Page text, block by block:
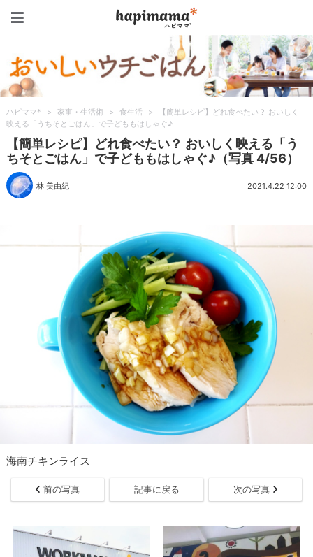
ハピママ* > 家事・生活術 > 食生活 >
【簡単レシピ】どれ食べたい？ おいしく
映える「うちそとごはん」で子どももはしゃぐ♪
【簡単レシピ】どれ食べたい？ おいしく映える「う
ちそとごはん」で子どももはしゃぐ♪（写真 4/56）
林 美由紀 2021.4.22 12:00
海南チキンライス
前の写真 記事に戻る 次の写真